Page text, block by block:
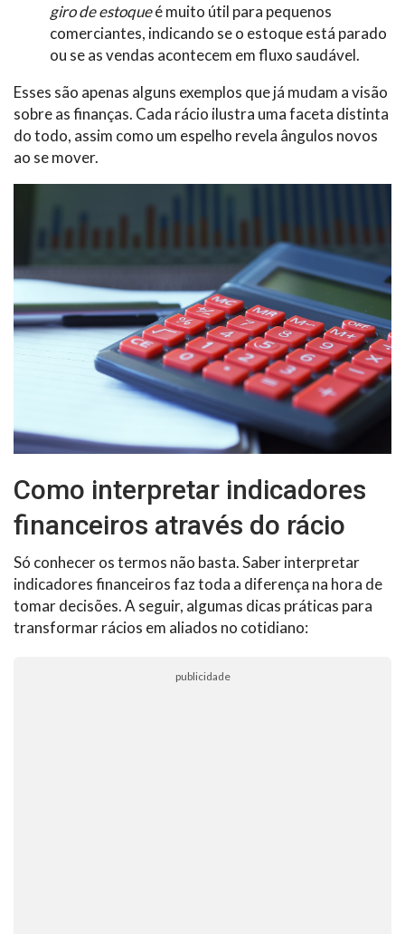
giro de estoqueé muito útil para pequenos
comerciantes, indicando se o estoque está parado
ou se as vendas acontecem em fluxo saudável.
Esses são apenas alguns exemplos que já mudam a visão
sobre as finanças. Cada rácio ilustra uma faceta distinta
do todo, assim como um espelho revela ângulos novos
ao se mover.
Como interpretar indicadores
financeiros através do rácio
Só conhecer os termos não basta. Saber interpretar
indicadores financeiros faz toda a diferença na hora de
tomar decisões. A seguir, algumas dicas práticas para
transformar rácios em aliados no cotidiano:
publicidade